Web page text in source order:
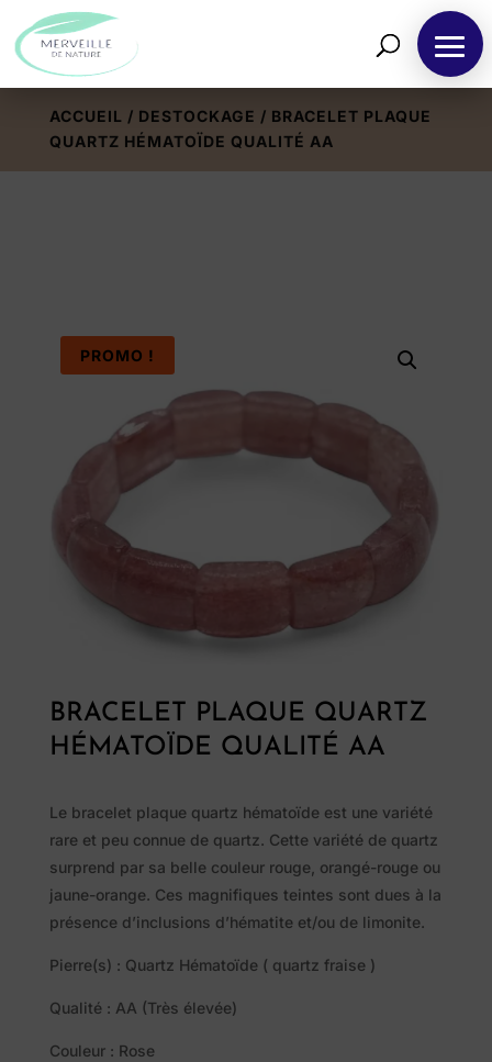
ACCUEIL / DESTOCKAGE / BRACELET PLAQUE
QUARTZ HÉMATOÏDE QUALITÉ AA
PROMO !
BRACELET PLAQUE QUARTZ
HÉMATOÏDE QUALITÉ AA
Le bracelet plaque quartz hématoïde est une variété
rare et peu connue de quartz. Cette variété de quartz
surprend par sa belle couleur rouge, orangé-rouge ou
jaune-orange. Ces magnifiques teintes sont dues à la
présence d’inclusions d’hématite et/ou de limonite.
Pierre(s) : Quartz Hématoïde ( quartz fraise )
Qualité : AA (Très élevée)
Couleur : Rose